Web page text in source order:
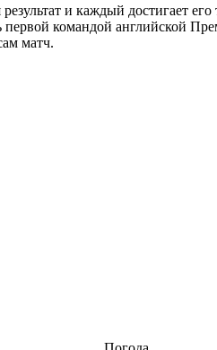
и каждый достигает
командой английской
матч.